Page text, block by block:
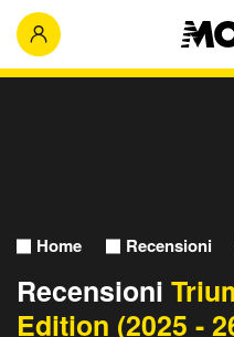
Home Recensioni
Recensioni
Edition (2025 -